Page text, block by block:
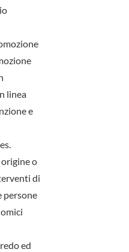
linea
e
o
di
persone
ed